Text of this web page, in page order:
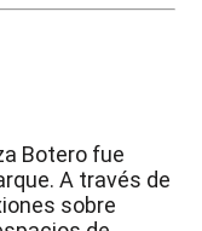
Botero fue
A través de
sobre